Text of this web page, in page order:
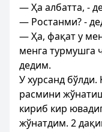
— Ҳа албатта, -
— Ростанми? -
— Ҳа, фақат у
менга турмушга
дедим.
У хурсанд
расмини
кириб кир
жўнатдим. 2